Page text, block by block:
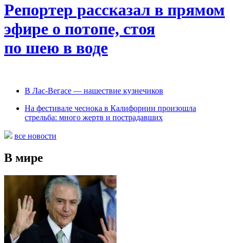
Репортер рассказал в прямом
эфире о потопе, стоя
по шею в воде
В Лас-Вегасе — нашествие кузнечиков
На фестивале чеснока в Калифорнии произошла
стрельба: много жертв и пострадавших
все новости
В мире